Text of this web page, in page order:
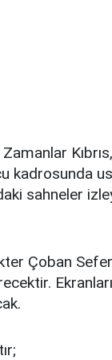
kadrosunda
sahneler
Çoban